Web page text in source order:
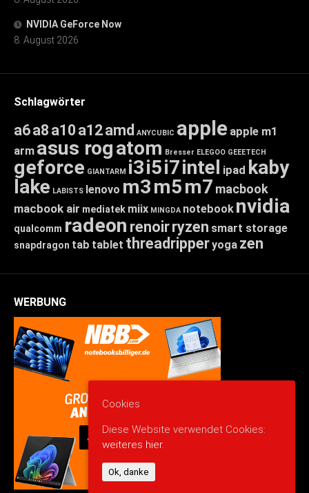
NVIDIA GeForce Now
8. August 2026
Schlagwörter
a6a8 a10 a12amd ANYCUBIC apple apple m1
arm asus rogatom Bresser ELEGOO GEEETECH
geforce GIANTARM i3i5i7intel ipad kaby
lake LABISTS lenovo m3m5m7 macbook
macbook air mediatek miix MINGDA notebook nvidia
qualcomm radeon renoirryzen smart storage
snapdragon tab tablet threadripperyoga zen
WERBUNG
Cookies
Diese Website verwendet Cookies:
weiteres hier.
Ok, danke